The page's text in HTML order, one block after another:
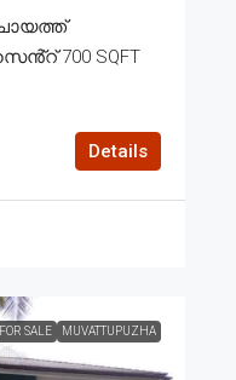
700 SQFT
Details
FOR SALE MUVATTUPUZHA